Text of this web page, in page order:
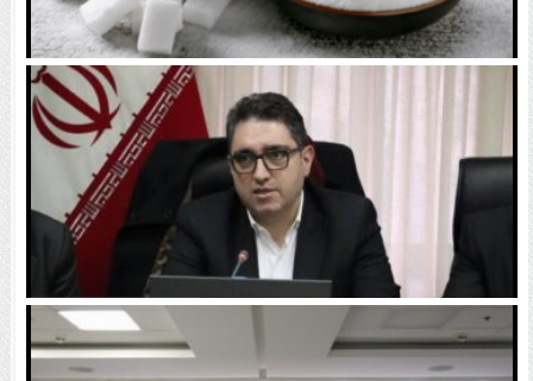
تصمیم غافلگیرکننده دولت / صادرات قند رسماً آزاد شد
اختلاف نرخ دلار، تجارت را قفل کرده است | دلار ۱۳۰ هزار
تومانی را نمی‌شود با نرخ ۸۰ هزار تومان فروخت